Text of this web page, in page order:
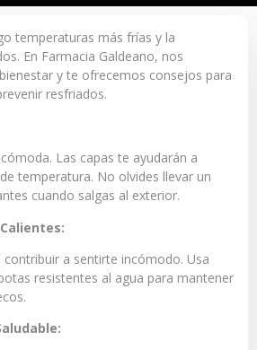
temperaturas más frías y la
En Farmacia Galdeano, nos
y te ofrecemos consejos para
resfriados.
Las capas te ayudarán a
temperatura. No olvides llevar un
cuando salgas al exterior.
contribuir a sentirte incómodo. Usa
resistentes al agua para mantener